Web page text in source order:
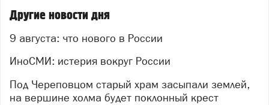
Другие новости дня
9 августа: что нового в России
ИноСМИ: истерия вокруг России
Под Череповцом старый храм засыпали землей,
на вершине холма будет поклонный крест